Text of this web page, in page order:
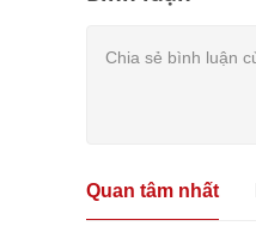
Quan tâm nhất